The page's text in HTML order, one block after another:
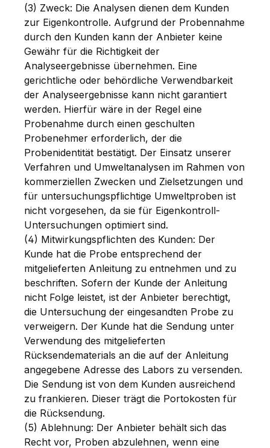
(3) Zweck: Die Analysen dienen dem Kunden
zur Eigenkontrolle. Aufgrund der Probennahme
durch den Kunden kann der Anbieter keine
Gewähr für die Richtigkeit der
Analyseergebnisse übernehmen. Eine
gerichtliche oder behördliche Verwendbarkeit
der Analyseergebnisse kann nicht garantiert
werden. Hierfür wäre in der Regel eine
Probenahme durch einen geschulten
Probenehmer erforderlich, der die
Probenidentität bestätigt. Der Einsatz unserer
Verfahren und Umweltanalysen im Rahmen von
kommerziellen Zwecken und Zielsetzungen und
für untersuchungspflichtige Umweltproben ist
nicht vorgesehen, da sie für Eigenkontroll-
Untersuchungen optimiert sind.
(4) Mitwirkungspflichten des Kunden: Der
Kunde hat die Probe entsprechend der
mitgelieferten Anleitung zu entnehmen und zu
beschriften. Sofern der Kunde der Anleitung
nicht Folge leistet, ist der Anbieter berechtigt,
die Untersuchung der eingesandten Probe zu
verweigern. Der Kunde hat die Sendung unter
Verwendung des mitgelieferten
Rücksendematerials an die auf der Anleitung
angegebene Adresse des Labors zu versenden.
Die Sendung ist von dem Kunden ausreichend
zu frankieren. Dieser trägt die Portokosten für
die Rücksendung.
(5) Ablehnung: Der Anbieter behält sich das
Recht vor, Proben abzulehnen, wenn eine